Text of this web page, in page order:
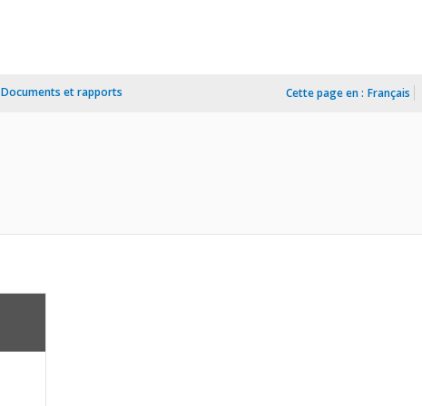
Documents et rapports Cette page en : Français